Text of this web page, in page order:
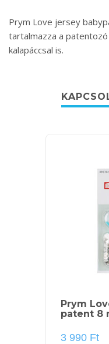
Prym Love jersey
tartalmazza a
kalapáccsal is.
Prym
patent 8
3 990 Ft